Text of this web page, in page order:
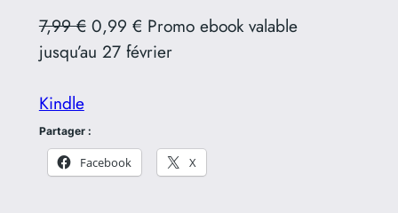
7,99 €0,99 € Promo ebook valable
jusqu’au 27 février
Kindle
Partager :
Facebook X